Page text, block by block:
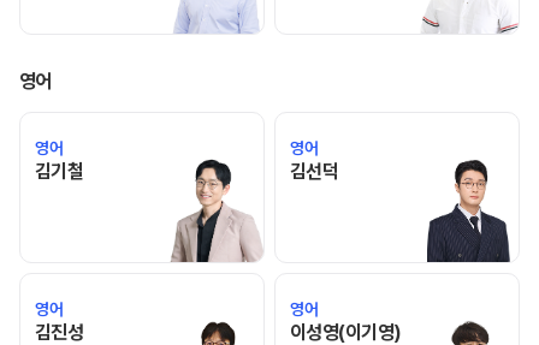
영어
영어
김기철 김기철 선생님 홈 바로가기
영어
김선덕 김선덕 선생님 홈 바로가기
영어
김진성김진성 선생님 홈 바로가기
영어
이성영(이기영)이성영(이기영)